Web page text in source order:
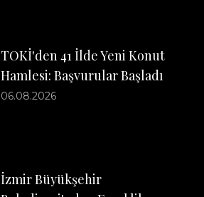
TOKİ'den 41 İlde Yeni Konut
Hamlesi: Başvurular Başladı
06.08.2026
İzmir Büyükşehir